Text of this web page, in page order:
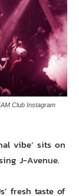
Club Instagram
vibe’ sits on
J-Avenue.
fresh taste of